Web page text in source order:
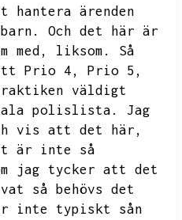
ärenden
Och det här är
med,
liksom.
Så
Prio 4,
Prio 5,
väldigt
polislista.
Jag
vis att det här,
är inte så
jag tycker att det
så behövs det
inte typiskt sån